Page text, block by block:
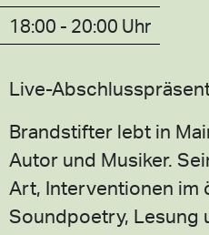
18:00 - 20:00 Uhr
Live-
Brandstifter lebt in
Autor und Musiker.
Art, Interventionen im
Soundpoetry, Lesung